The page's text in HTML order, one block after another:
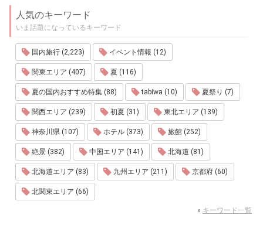
人気のキーワード
いま話題になっているキーワード
国内旅行 (2,223) イベント情報 (12)
関東エリア (407) 夏 (116)
夏の国内おすすめ特集 (88) tabiwa (10) 夏祭り (7)
関西エリア (239) 初夏 (31) 東北エリア (139)
神奈川県 (107) ホテル (373) 旅館 (252)
絶景 (382) 中国エリア (141) 北海道 (81)
北海道エリア (83) 九州エリア (211) 京都府 (60)
北関東エリア (66)
» キーワード一覧